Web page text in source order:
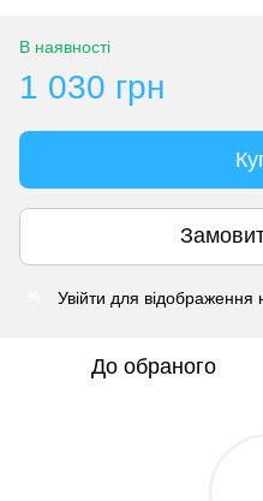
В наявності
1 030 грн
Увійти для відображення
До обраного